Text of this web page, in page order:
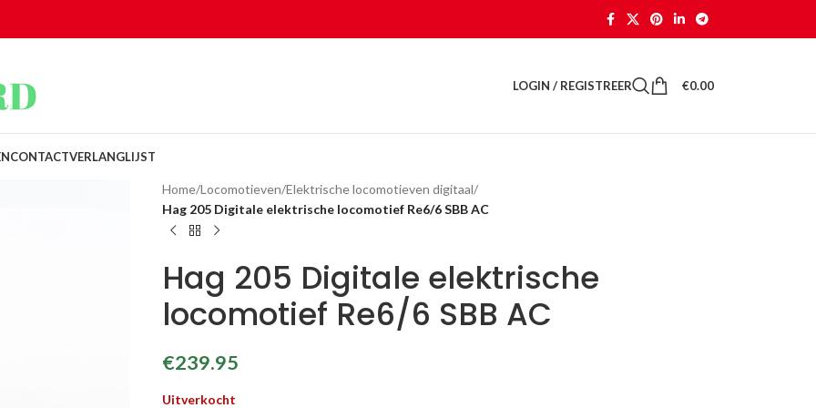
LOGIN / REGISTREER €0.00
CONTACTVERLANGLIJST
Home/Locomotieven/Elektrische locomotieven digitaal/
Hag 205 Digitale elektrische locomotief Re6/6 SBB AC
Hag 205 Digitale elektrische
locomotief Re6/6 SBB AC
€239.95
Uitverkocht